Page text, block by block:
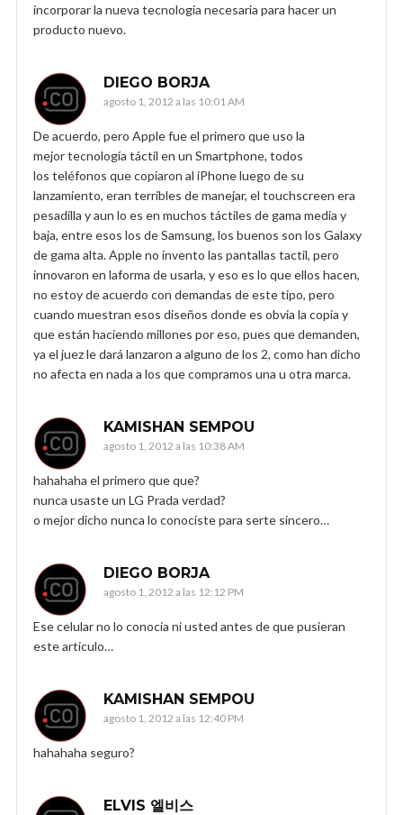
incorporar la nueva tecnologia necesaria para hacer un
producto nuevo.
DIEGO BORJA
agosto 1, 2012 a las 10:01 AM
De acuerdo, pero Apple fue el primero que uso la
mejor tecnología táctil en un Smartphone, todos
los teléfonos que copiaron al iPhone luego de su
lanzamiento, eran terribles de manejar, el touchscreen era
pesadilla y aun lo es en muchos táctiles de gama media y
baja, entre esos los de Samsung, los buenos son los Galaxy
de gama alta. Apple no invento las pantallas tactil, pero
innovaron en laforma de usarla, y eso es lo que ellos hacen,
no estoy de acuerdo con demandas de este tipo, pero
cuando muestran esos diseños donde es obvia la copia y
que están haciendo millones por eso, pues que demanden,
ya el juez le dará lanzaron a alguno de los 2, como han dicho
no afecta en nada a los que compramos una u otra marca.
KAMISHAN SEMPOU
agosto 1, 2012 a las 10:38 AM
hahahaha el primero que que?
nunca usaste un LG Prada verdad?
o mejor dicho nunca lo conociste para serte sincero…
DIEGO BORJA
agosto 1, 2012 a las 12:12 PM
Ese celular no lo conocía ni usted antes de que pusieran
este articulo…
KAMISHAN SEMPOU
agosto 1, 2012 a las 12:40 PM
hahahaha seguro?
ELVIS 엘비스